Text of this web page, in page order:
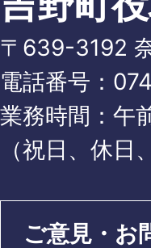
〒639-3192
電話番号：
業務時間：午
（祝日、休
ご意見・お